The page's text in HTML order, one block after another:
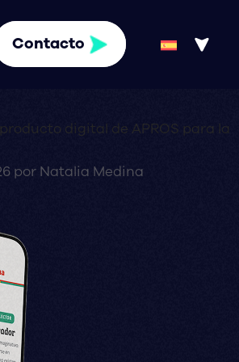
Contacto
digital de APROS para la
por Natalia Medina